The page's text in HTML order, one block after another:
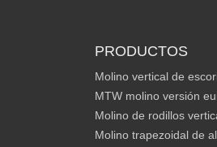
PRODUCTOS
Molino vertical de
MTW molino versión
Molino de rodillos
Molino trapezoidal de